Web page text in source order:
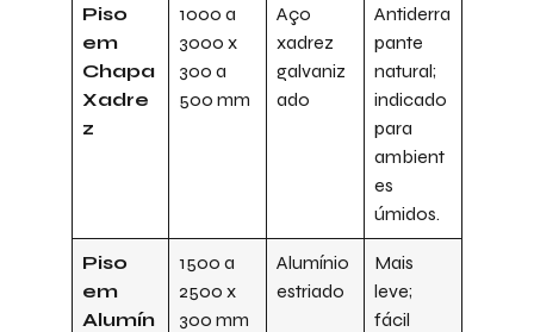
Piso
em
Chapa
Xadre
z
1000 a
3000 x
300 a
500 mm
Aço
xadrez
galvaniz
ado
Antiderra
pante
natural;
indicado
para
ambient
es
úmidos.
Piso
em
Alumín
1500 a
2500 x
300 mm
Alumínio
estriado
Mais
leve;
fácil